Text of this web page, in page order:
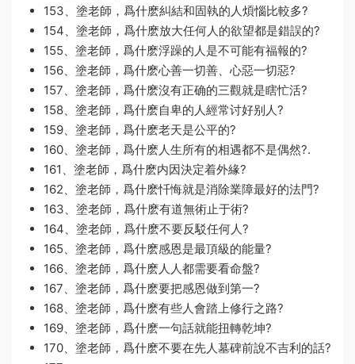
153、塗老師，爲什麽糾結和固執的人煩惱比較多?
154、塗老師，爲什麽放大任何人的欲望都是錯誤的?
155、塗老師，爲什麽浮躁的人是不可能有福報的?
156、塗老師，爲什麽心善一切善、心惡一切惡?
157、塗老師，爲什麽沒有正确的三觀就是瞎忙活?
158、塗老師，爲什麽自卑的人經常讨好别人?
159、塗老師，爲什麽老天是公平的?
160、塗老師，爲什麽人生所有的相遇都不是偶然?.
161、塗老師，爲什麽内因決定着外緣?
162、塗老師，爲什麽忏悔就是消除業障最好的法門?
163、塗老師，爲什麽有道無術止于術?
164、塗老師，爲什麽不要反駁任何人?
165、塗老師，爲什麽感恩是最頂級的能量?
166、塗老師，爲什麽人人都需要看命盤?
167、塗老師，爲什麽要把感恩做到第一?
168、塗老師，爲什麽有些人會踏上修行之路?
169、塗老師，爲什麽一句話就能扭轉乾坤?
170、塗老師，爲什麽不要在先人墓碑前說不吉利的話?